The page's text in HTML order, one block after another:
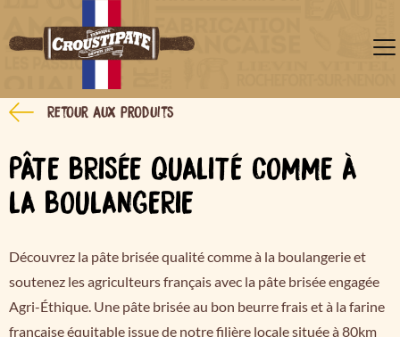
Retour aux produits
PÂTE BRISÉE QUALITÉ COMME À
LA BOULANGERIE
Découvrez la pâte brisée qualité comme à la boulangerie et
soutenez les agriculteurs français avec la pâte brisée engagée
Agri-Éthique. Une pâte brisée au bon beurre frais et à la farine
française équitable issue de notre filière locale située à 80km